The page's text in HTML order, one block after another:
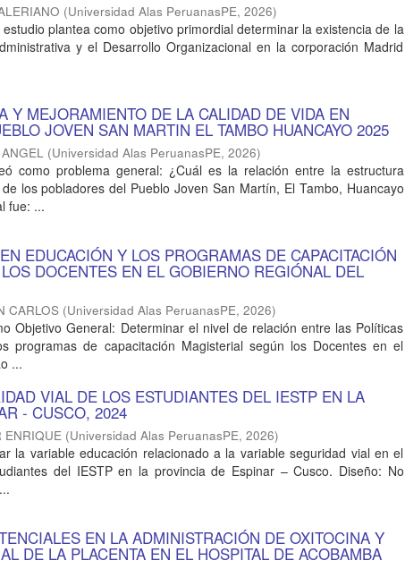
(Universidad Alas PeruanasPE,2026)
plantea como objetivo primordial determinar la existencia de la
y el Desarrollo Organizacional en la corporación Madrid
Y MEJORAMIENTO DE LA CALIDAD DE VIDA EN
JOVEN SAN MARTIN EL TAMBO HUANCAYO 2025
(Universidad Alas PeruanasPE,2026)
como problema general: ¿Cuál es la relación entre la estructura
los pobladores del Pueblo Joven San Martín, El Tambo, Huancayo
fue: ...
EDUCACIÓN Y LOS PROGRAMAS DE CAPACITACIÓN
DOCENTES EN EL GOBIERNO REGIÓNAL DEL
CARLOS (Universidad Alas PeruanasPE,2026)
Objetivo General: Determinar el nivel de relación entre las Políticas
programas de capacitación Magisterial según los Docentes en el
...
VIAL DE LOS ESTUDIANTES DEL IESTP EN LA
- CUSCO, 2024
ENRIQUE (Universidad Alas PeruanasPE,2026)
la variable educación relacionado a la variable seguridad vial en el
del IESTP en la provincia de Espinar – Cusco. Diseño: No
EN LA ADMINISTRACIÓN DE OXITOCINA Y
DE LA PLACENTA EN EL HOSPITAL DE ACOBAMBA